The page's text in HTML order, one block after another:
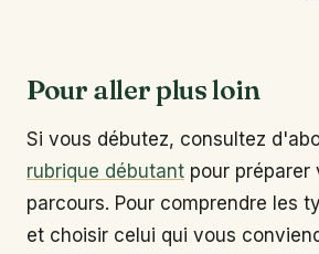
Pour aller plus loin
Si vous débutez, consultez
rubrique débutant pour préparer
parcours. Pour comprendre les
et choisir celui qui vous